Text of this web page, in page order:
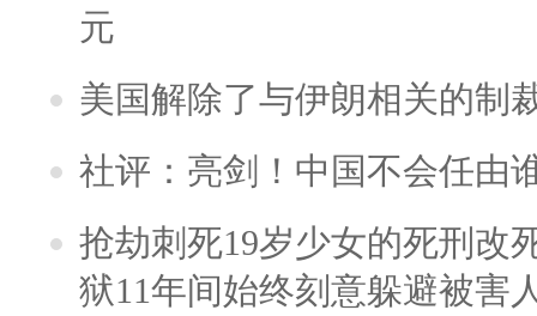
元
美国解除了与伊朗相关的制
社评：亮剑！中国不会任由
抢劫刺死19岁少女的死刑改
狱11年间始终刻意躲避被害